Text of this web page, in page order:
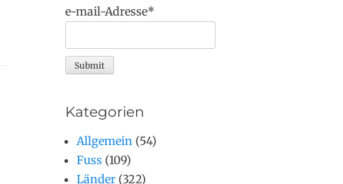
e-mail-Adresse*
Kategorien
Allgemein (54)
Fuss (109)
Länder (322)